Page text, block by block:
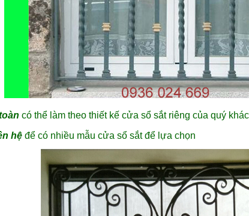
có thể làm theo thiết kế cửa sổ sắt riêng của quý
hệ để có nhiều mẫu cửa sổ sắt để lựa chọn